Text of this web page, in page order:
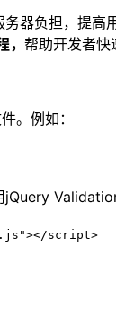
器负担，提
帮助开发者快
。例如：
script>